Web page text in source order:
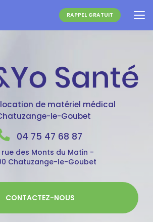
RAPPEL GRATUIT
de matériel médical
le-Goubet
04 75 47 68 87
rue des Monts du Matin -
Chatuzange-le-Goubet
CONTACTEZ-NOUS